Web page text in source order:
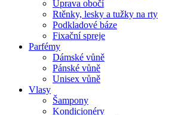
Úprava obočí
Rtěnky, lesky a tužky na rty
Podkladové báze
Fixační spreje
Parfémy
Dámské vůně
Pánské vůně
Unisex vůně
Vlasy
Šampony
Kondicionéry